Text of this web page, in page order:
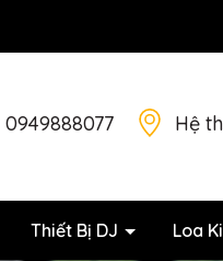
0949888077 Hệ
Thiết Bị DJ Loa